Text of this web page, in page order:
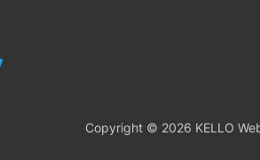
Copyright © 2026 KELLO